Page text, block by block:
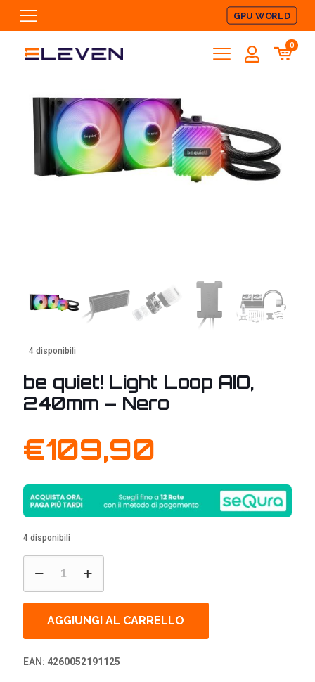
GPU WORLD
0
4 disponibili
be quiet! Light Loop AIO,
240mm – Nero
€109,90
4 disponibili
quiet!
Light
Loop
-
Nero
quantità
AGGIUNGI AL CARRELLO
EAN: 4260052191125